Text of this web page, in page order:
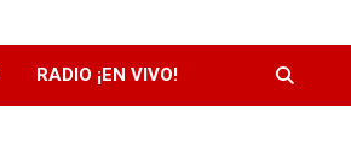
RADIO ¡EN VIVO!